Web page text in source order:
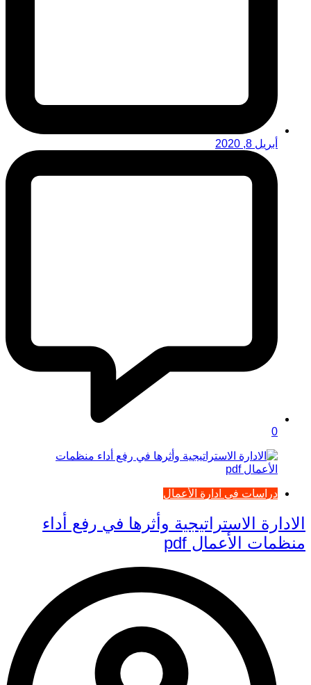
أبريل 8, 2020
0
دراسات في ادارة الأعمال
الادارة الاستراتيجية وأثرها في رفع أداء
منظمات الأعمال pdf